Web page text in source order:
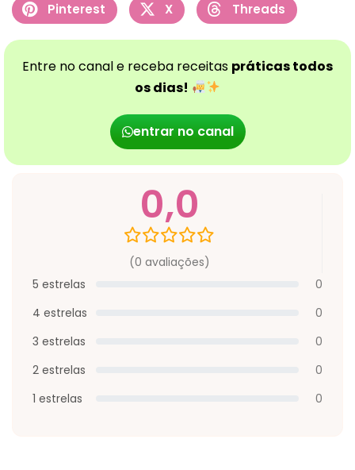
Pinterest X Threads
Entre no canal e receba receitas práticas todos
os dias!
entrar no canal
0,0
(0 avaliações)
5 estrelas
0
4 estrelas
0
3 estrelas
0
2 estrelas
0
1 estrelas
0